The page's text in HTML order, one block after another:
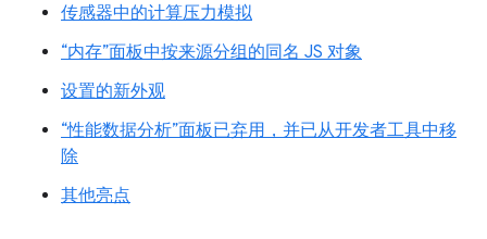
传感器中的计算压力模拟
“内存”面板中按来源分组的同名 JS 对象
设置的新外观
“性能数据分析”面板已弃用，并已从开发者工具中移
除
其他亮点